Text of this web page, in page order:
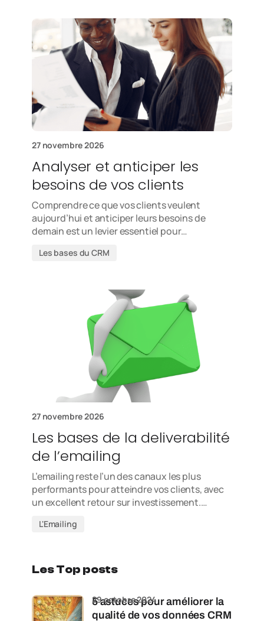
27 novembre 2026
Analyser et anticiper les
besoins de vos clients
Comprendre ce que vos clients veulent
aujourd’hui et anticiper leurs besoins de
demain est un levier essentiel pour…
Les bases du CRM
27 novembre 2026
Les bases de la deliverabilité
de l’emailing
L’emailing reste l’un des canaux les plus
performants pour atteindre vos clients, avec
un excellent retour sur investissement.…
L'Emailing
Les Top posts
5 astuces pour améliorer la
qualité de vos données CRM
29 octobre 2024